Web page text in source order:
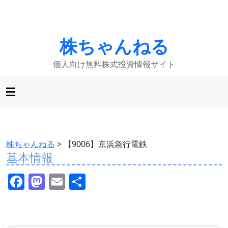
株ちゃんねる
個人向け無料株式投資情報サイト
株ちゃんねる > 【9006】京浜急行電鉄
基本情報
F M E